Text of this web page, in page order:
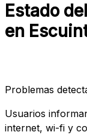
Estado
en
Problemas
Usuarios
internet, wi-fi y